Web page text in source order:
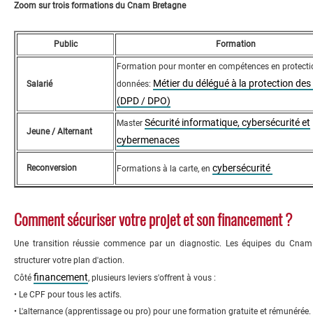
Zoom sur trois formations du Cnam Bretagne
Public Formation
Salarié
Formation pour monter en compétences en
données: Métier du délégué à la protection
(DPD / DPO)
Jeune / Alternant
Master Sécurité informatique, cybersécurité et
cybermenaces
Reconversion Formations à la carte, en cybersécurité
Comment sécuriser votre projet et son financement ?
Une transition réussie commence par un diagnostic. Les équipes du
structurer votre plan d'action.
Côté financement, plusieurs leviers s'offrent à vous :
• Le CPF pour tous les actifs.
• L'alternance (apprentissage ou pro) pour une formation gratuite et rémunérée.